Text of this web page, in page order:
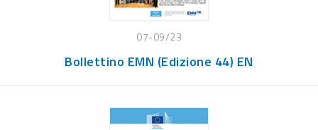
07-09/23
Bollettino EMN (Edizione 44) EN